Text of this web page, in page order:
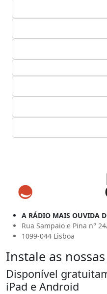
A RÁDIO MAIS OUVIDA
Rua Sampaio e Pina n°
1099-044 Lisboa
Instale as
Disponível
iPad e Android